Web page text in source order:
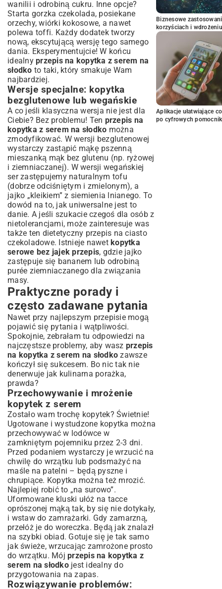
wanilii i odrobiną cukru. Inne opcje?
Starta gorzka czekolada, posiekane
orzechy, wiórki kokosowe, a nawet
polewa toffi. Każdy dodatek tworzy
nową, ekscytującą wersję tego samego
dania. Eksperymentujcie! W końcu
idealny przepis na kopytka z serem na
słodko to taki, który smakuje Wam
najbardziej.
Wersje specjalne: kopytka
bezglutenowe lub wegańskie
A co jeśli klasyczna wersja nie jest dla
Ciebie? Bez problemu! Ten przepis na
kopytka z serem na słodko można
zmodyfikować. W wersji bezglutenowej
wystarczy zastąpić mąkę pszenną
mieszanką mąk bez glutenu (np. ryżowej
i ziemniaczanej). W wersji wegańskiej
ser zastępujemy naturalnym tofu
(dobrze odciśniętym i zmielonym), a
jajko „kleikiem” z siemienia lnianego. To
dowód na to, jak uniwersalne jest to
danie. A jeśli szukacie czegoś dla osób z
nietolerancjami, może zainteresuje was
także ten dietetyczny przepis na ciasto
czekoladowe. Istnieje nawet kopytka
serowe bez jajek przepis, gdzie jajko
zastępuje się bananem lub odrobiną
purée ziemniaczanego dla związania
masy.
Praktyczne porady i
często zadawane pytania
Nawet przy najlepszym przepisie mogą
pojawić się pytania i wątpliwości.
Spokojnie, zebrałam tu odpowiedzi na
najczęstsze problemy, aby wasz przepis
na kopytka z serem na słodko zawsze
kończył się sukcesem. Bo nic tak nie
denerwuje jak kulinarna porażka,
prawda?
Przechowywanie i mrożenie
kopytek z serem
Zostało wam trochę kopytek? Świetnie!
Ugotowane i wystudzone kopytka można
przechowywać w lodówce w
zamkniętym pojemniku przez 2-3 dni.
Przed podaniem wystarczy je wrzucić na
chwilę do wrzątku lub podsmażyć na
maśle na patelni – będą pyszne i
chrupiące. Kopytka można też mrozić.
Najlepiej robić to „na surowo”.
Uformowane kluski ułóż na tacce
oprószonej mąką tak, by się nie dotykały,
i wstaw do zamrażarki. Gdy zamarzną,
przełóż je do woreczka. Będą jak znalazł
na szybki obiad. Gotuje się je tak samo
jak świeże, wrzucając zamrożone prosto
do wrzątku. Mój przepis na kopytka z
serem na słodkojest idealny do
przygotowania na zapas.
Rozwiązywanie problemów:
Biznesowe
korzyściach i wdrożeniu
Aplikacje ułatwiające
po cyfrowych